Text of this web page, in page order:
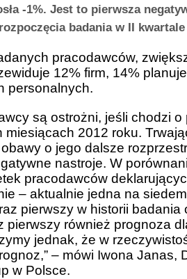
-1%. Jest to pierwsza
badania w II kwartale
pracodawców,
12% firm, 14%
personalnych.
są ostrożni, jeśli chodzi
miesiącach 2012 roku.
o jego dalsze
nastroje. W
pracodawców
– aktualnie jedna na
pierwszy w historii badania
pierwszy również prognoza
jednak, że w
– mówi Iwona Janas,
w Polsce.